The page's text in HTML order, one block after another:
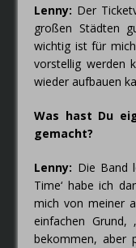
Lenny: Der
großen Städten
wichtig ist für
vorstellig werden
wieder aufbauen
Was hast Du
gemacht?
Lenny: Die Band
Time‘ habe ich
mich von meiner
einfachen Grund,
bekommen, aber